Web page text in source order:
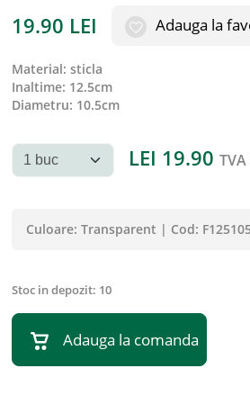
19.90 LEI Adauga la
material: sticla
inaltime: 12.5cm
diametru: 10.5cm
LEI 19.90
Culoare: Transparent | Cod:
Stoc in depozit: 10
Adauga la comanda